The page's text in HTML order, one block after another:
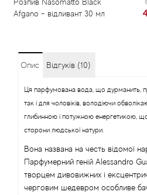
Afgano - відливант 30 мл
Опис Відгуків (10)
Ця парфумована вода, що дурманить,
так і для чоловіків, володіючи
глибинною і потужною енергетикою,
сторони людської натури.
Вона названа на честь відомої
Парфумерний геній Alessandro
творцем дивовижних і
черговим шедевром особливе